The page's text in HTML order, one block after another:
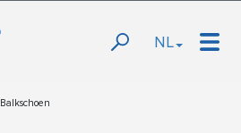
NL
Balkschoen